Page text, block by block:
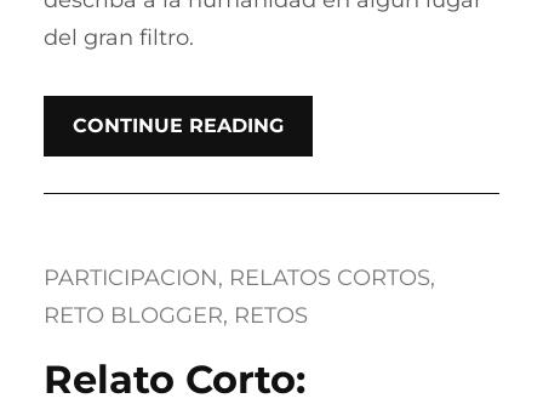
del gran filtro.
CONTINUE READING
PARTICIPACION, RELATOS CORTOS
RETO BLOGGER, RETOS
Relato Corto: